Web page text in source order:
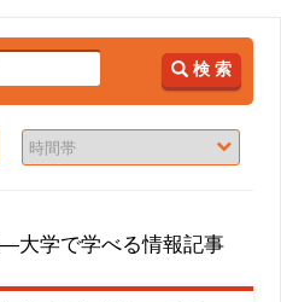
検 索
大学で学べる情報記事